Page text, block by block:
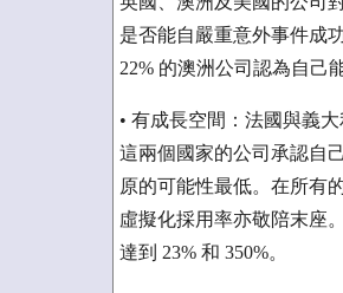
是否能自嚴重意外事件成
22% 的澳洲公司認為自己
• 有成長空間：法國與義大
這兩個國家的公司承認自
原的可能性最低。在所有
虛擬化採用率亦敬陪末座
達到 23% 和 350%。